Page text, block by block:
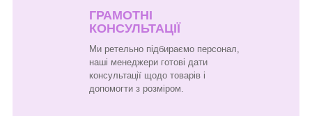
ГРАМОТНІ
КОНСУЛЬТАЦІЇ
Ми ретельно підбираємо персонал,
наші менеджери готові дати
консультації щодо товарів і
допомогти з розміром.